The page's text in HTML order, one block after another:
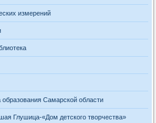
измерений
Самарской области
«Дом детского творчества»